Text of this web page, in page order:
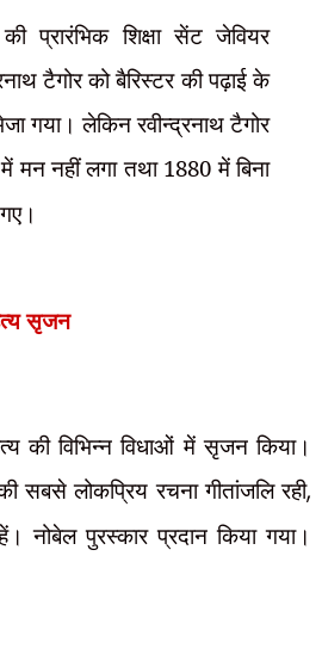
की प्रारंभिक शिक्षा सेंट जेवियर
टैगोर को बैरिस्टर की पढ़ाई के
गया। लेकिन रवीन्द्रनाथ टैगोर
मन नहीं लगा तथा 1880 में बिना
सृजन
की विभिन्न विधाओं में सृजन किया।
सबसे लोकप्रिय रचना गीतांजलि रही,
नोबेल पुरस्कार प्रदान किया गया।